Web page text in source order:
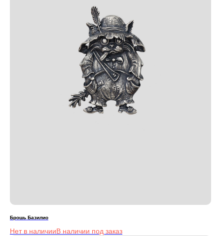
Брошь Базилио
Нет в наличии